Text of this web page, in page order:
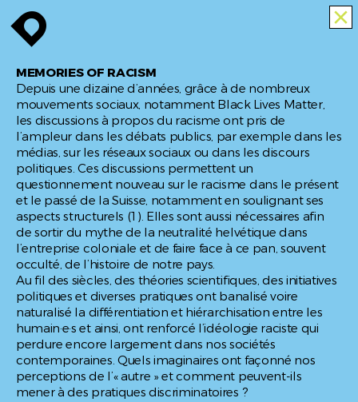
enroute
OF
RACISM
enroute INFO
close
MEMORIES OF RACISM
Depuis une dizaine d’années, grâce à de nombreux
mouvements sociaux, notamment Black Lives Matter,
les discussions à propos du racisme ont pris de
l’ampleur dans les débats publics, par exemple dans les
médias, sur les réseaux sociaux ou dans les discours
politiques. Ces discussions permettent un
questionnement nouveau sur le racisme dans le présent
et le passé de la Suisse, notamment en soulignant ses
aspects structurels (1). Elles sont aussi nécessaires afin
de sortir du mythe de la neutralité helvétique dans
l’entreprise coloniale et de faire face à ce pan, souvent
occulté, de l’histoire de notre pays.
Au fil des siècles, des théories scientifiques, des initiatives
politiques et diverses pratiques ont banalisé voire
naturalisé la différentiation et hiérarchisation entre les
humain·e·s et ainsi, ont renforcé l’idéologie raciste qui
perdure encore largement dans nos sociétés
contemporaines. Quels imaginaires ont façonné nos
perceptions de l’« autre » et comment peuvent-ils
mener à des pratiques discriminatoires ?